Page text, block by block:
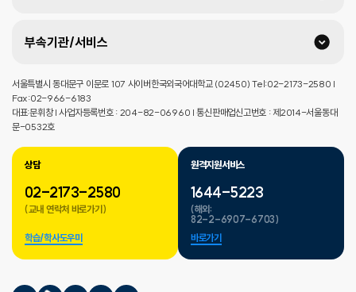
부속기관/서비스
서울특별시 동대문구 이문로 107 사이버한국외국어대학교 (02450) Tel:02-2173-2580 |
Fax:02-966-6183
대표:문휘창 | 사업자등록번호 : 204-82-06960 | 통신판매업신고번호 : 제2014-서울동대
문-0532호
상담
02-2173-2580
(교내 연락처 바로가기)
학습/학사도우미
원격지원서비스
1644-5223
(해외:
82-2-6907-6703)
바로가기